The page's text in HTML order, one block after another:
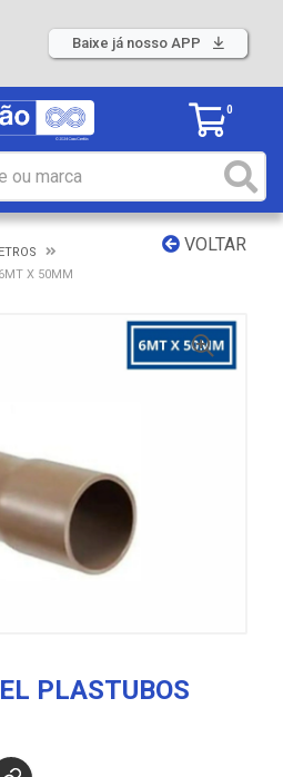
Baixe já nosso APP
0
VOLTAR
X 50MM
PLASTUBOS